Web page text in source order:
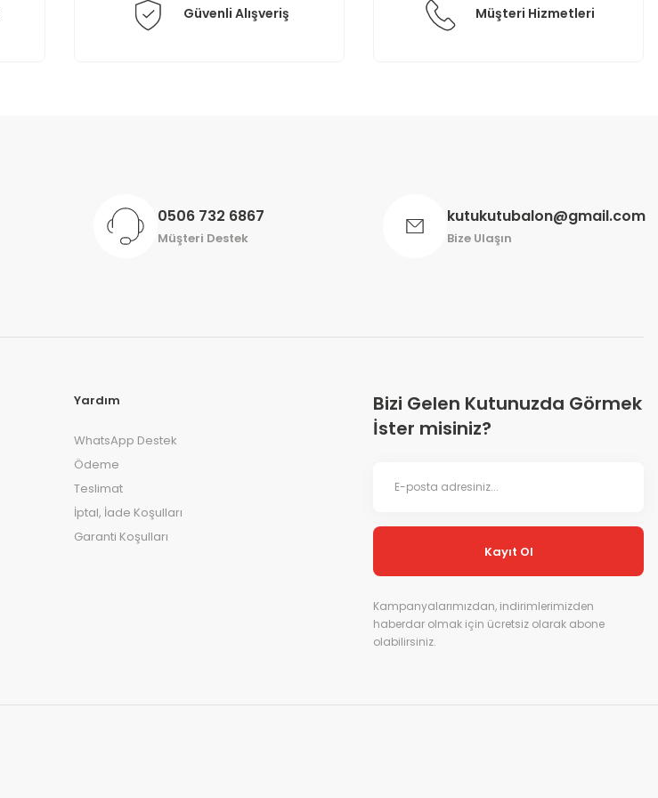
Güvenli Alışveriş Müşteri Hizmetleri
0506 732 6867
Müşteri Destek
kutukutubalon@gmail.com
Bize Ulaşın
Yardım
WhatsApp Destek
Ödeme
Teslimat
İptal, İade Koşulları
Garanti Koşulları
Bizi Gelen Kutunuzda Görmek
İster misiniz?
Kayıt Ol
Kampanyalarımızdan, indirimlerimizden
haberdar olmak için ücretsiz olarak abone
olabilirsiniz.